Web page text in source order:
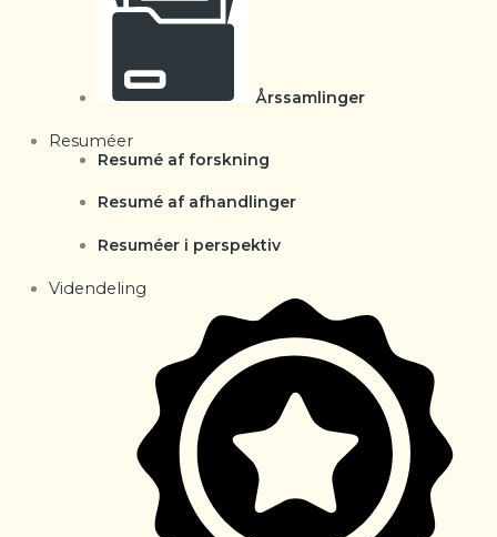
Årssamlinger
Resuméer
Resumé af forskning
Resumé af afhandlinger
Resuméer i perspektiv
Videndeling